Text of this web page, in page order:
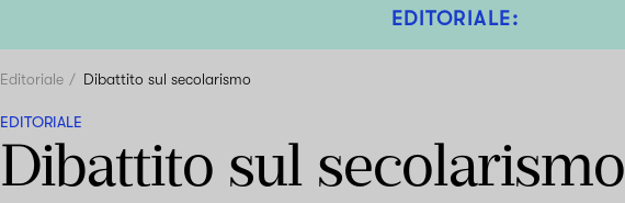
EDITORIALE:
Editoriale Dibattito sul secolarismo
EDITORIALE
Dibattito sul secolarismo